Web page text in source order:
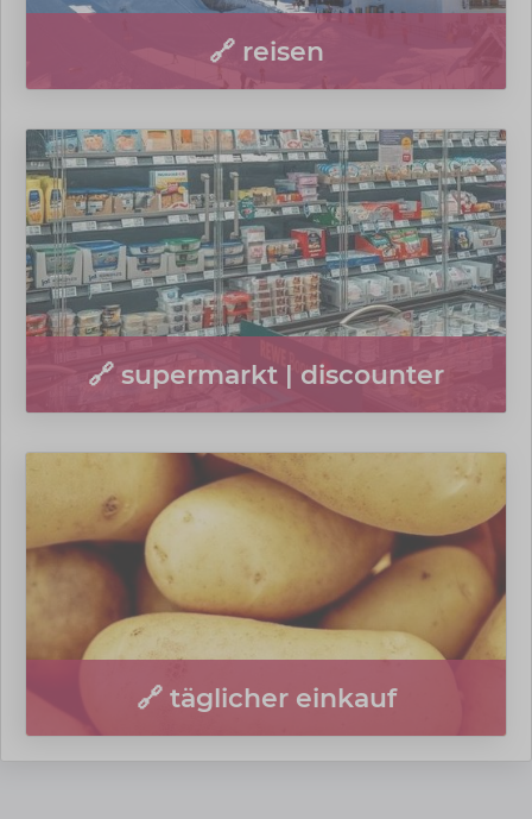
🔗 reisen
🔗 supermarkt | discounter
🔗 täglicher einkauf